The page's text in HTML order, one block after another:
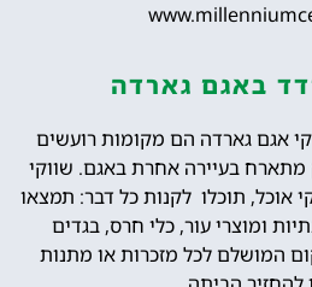
באגם גארדה
אגם גארדה הם מקומות רועשים
מתארח בעיירה אחרת באגם. שווקי
אוכל, תוכלו לקנות כל דבר: תמצאו
ומוצרי עור, כלי חרס, בגדים
המושלם לכל מזכרות או מתנות